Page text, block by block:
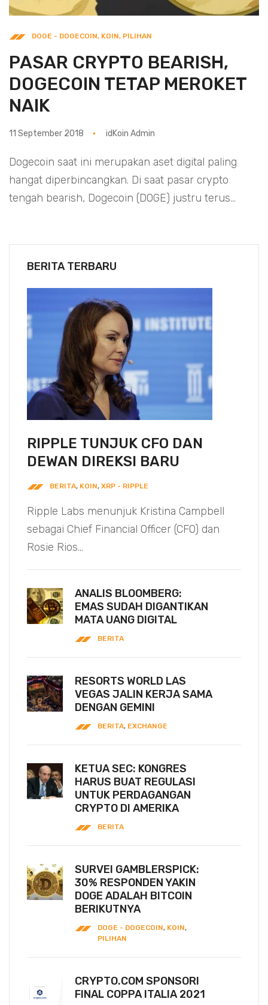
DOGE - DOGECOIN, KOIN, PILIHAN
PASAR CRYPTO BEARISH,
DOGECOIN TETAP MEROKET
NAIK
11 September 2018 idKoin Admin
Dogecoin saat ini merupakan aset digital paling
hangat diperbincangkan. Di saat pasar crypto
tengah bearish, Dogecoin (DOGE) justru terus...
BERITA TERBARU
RIPPLE TUNJUK CFO DAN
DEWAN DIREKSI BARU
BERITA, KOIN, XRP - RIPPLE
Ripple Labs menunjuk Kristina Campbell
sebagai Chief Financial Officer (CFO) dan
Rosie Rios...
ANALIS BLOOMBERG:
EMAS SUDAH DIGANTIKAN
MATA UANG DIGITAL
BERITA
RESORTS WORLD LAS
VEGAS JALIN KERJA SAMA
DENGAN GEMINI
BERITA, EXCHANGE
KETUA SEC: KONGRES
HARUS BUAT REGULASI
UNTUK PERDAGANGAN
CRYPTO DI AMERIKA
BERITA
SURVEI GAMBLERSPICK:
30% RESPONDEN YAKIN
DOGE ADALAH BITCOIN
BERIKUTNYA
DOGE - DOGECOIN, KOIN,
PILIHAN
CRYPTO.COM SPONSORI
FINAL COPPA ITALIA 2021